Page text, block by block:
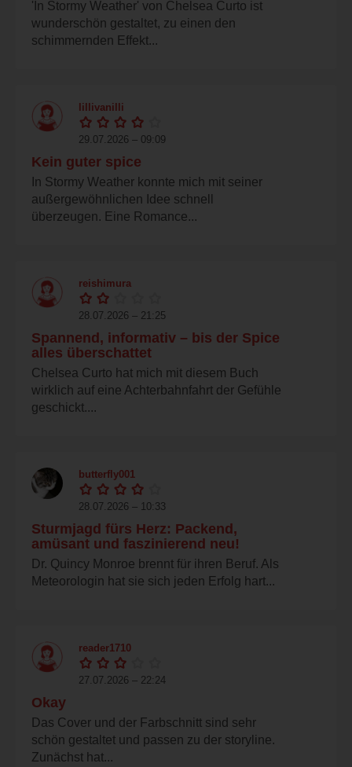
'In Stormy Weather' von Chelsea Curto ist
wunderschön gestaltet, zu einen den
schimmernden Effekt...
lillivanilli
29.07.2026 – 09:09
Kein guter spice
In Stormy Weather konnte mich mit seiner
außergewöhnlichen Idee schnell
überzeugen. Eine Romance...
reishimura
28.07.2026 – 21:25
Spannend, informativ – bis der Spice
alles überschattet
Chelsea Curto hat mich mit diesem Buch
wirklich auf eine Achterbahnfahrt der Gefühle
geschickt....
butterfly001
28.07.2026 – 10:33
Sturmjagd fürs Herz: Packend,
amüsant und faszinierend neu!
Dr. Quincy Monroe brennt für ihren Beruf. Als
Meteorologin hat sie sich jeden Erfolg hart...
reader1710
27.07.2026 – 22:24
Okay
Das Cover und der Farbschnitt sind sehr
schön gestaltet und passen zu der storyline.
Zunächst hat...